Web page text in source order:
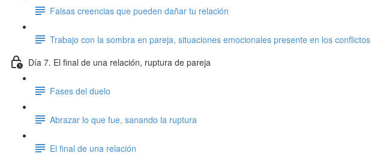
Falsas creencias que pueden dañar tu relación
Trabajo con la sombra en pareja, situaciones emocionales presente en los conflictos
Día 7. El final de una relación, ruptura de pareja
Fases del duelo
Abrazar lo que fue, sanando la ruptura
El final de una relación